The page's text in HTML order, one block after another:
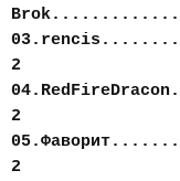
2
2
2